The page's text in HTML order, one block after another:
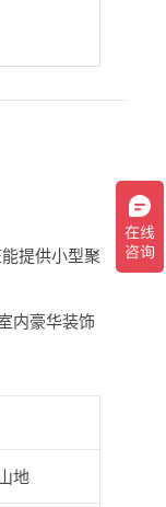
提供小型聚
内豪华装饰
地